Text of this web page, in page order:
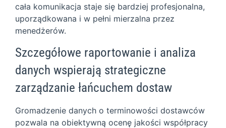
cała komunikacja staje się bardziej profesjonalna,
uporządkowana i w pełni mierzalna przez
menedżerów.
Szczegółowe raportowanie i analiza
danych wspierają strategiczne
zarządzanie łańcuchem dostaw
Gromadzenie danych o terminowości dostawców
pozwala na obiektywną ocenę jakości współpracy